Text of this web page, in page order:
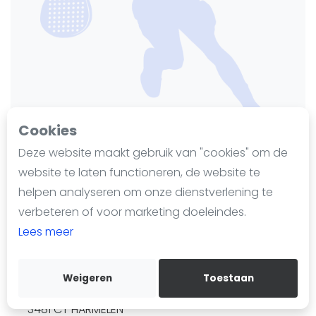
Cookies
Deze website maakt gebruik van "cookies" om de
website te laten functioneren, de website te
helpen analyseren om onze dienstverlening te
verbeteren of voor marketing doeleindes.
Lees meer
Weigeren Toestaan
Nieuws
Blog artikelen
Informatie
Over ons
Contact
Adverteren
Insights
WhatsApp
Join WhatsApp Community
LTV Triaq
Laatst geüpdate op 29 mei 2026
84 keer bekeken sinds 28 mei 2026
Groenendaal 1
3481 CTHARMELEN